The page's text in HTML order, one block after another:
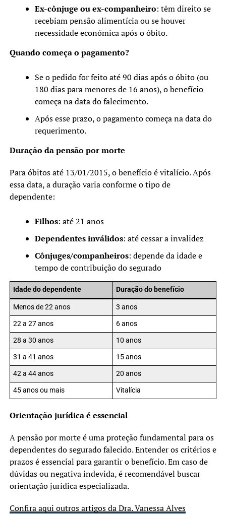
Ex-cônjuge ou ex-companheiro: têm direito se
recebiam pensão alimentícia ou se houver
necessidade econômica após o óbito.
Quando começa o pagamento?
Se o pedido for feito até 90 dias após o óbito (ou
180 dias para menores de 16 anos), o benefício
começa na data do falecimento.
Após esse prazo, o pagamento começa na data do
requerimento.
Duração da pensão por morte
Para óbitos até 13/01/2015, o benefício é vitalício. Após
essa data, a duração varia conforme o tipo de
dependente:
Filhos: até 21 anos
Dependentes inválidos: até cessar a invalidez
Cônjuges/companheiros: depende da idade e
tempo de contribuição do segurado
Idade do dependente Duração do benefício
Menos de 22 anos
3 anos
22 a 27 anos
6 anos
28 a 30 anos
10 anos
31 a 41 anos
15 anos
42 a 44 anos
20 anos
45 anos ou mais
Vitalícia
Orientação jurídica é essencial
A pensão por morte é uma proteção fundamental para os
dependentes do segurado falecido. Entender os critérios e
prazos é essencial para garantir o benefício. Em caso de
dúvidas ou negativa indevida, é recomendável buscar
orientação jurídica especializada.
Confira aqui outros artigos da Dra. Vanessa Alves